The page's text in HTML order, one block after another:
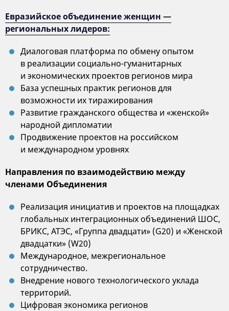
Евразийское объединение женщин —
региональных лидеров:
Диалоговая платформа по обмену опытом
в реализации социально-гуманитарных
и экономических проектов регионов мира
База успешных практик регионов для
возможности их тиражирования
Развитие гражданского общества и «женской»
народной дипломатии
Продвижение проектов на российском
и международном уровнях
Направления по взаимодействию между
членами Объединения
Реализация инициатив и проектов на площадках
глобальных интеграционных объединений ШОС,
БРИКС, АТЭС, «Группа двадцати» (G20) и «Женской
двадцатки» (W20)
Международное, межрегиональное
сотрудничество.
Внедрение нового технологического уклада
территорий.
Цифровая экономика регионов